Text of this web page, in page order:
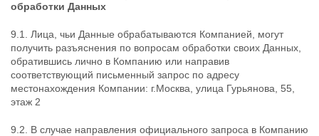
обработки Данных
9.1. Лица, чьи Данные обрабатываются Компанией, могут
получить разъяснения по вопросам обработки своих Данных,
обратившись лично в Компанию или направив
соответствующий письменный запрос по адресу
местонахождения Компании: г.Москва, улица Гурьянова, 55,
этаж 2
9.2. В случае направления официального запроса в Компанию